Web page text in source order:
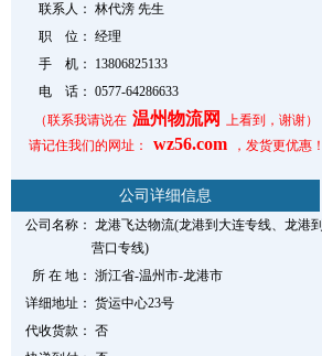
联系人： 林代滂 先生
职 位： 经理
手 机：
13806825133
电 话： 0577-64286633
（联系我请说在 温州物流网 上看到，谢谢）
请记住我们的网址：
wz56.com ，发货更优惠！
公司详细信息
公司名称： 龙港飞达物流(龙港到大连专线、龙港到
营口专线)
所 在 地： 浙江省-温州市-龙港市
详细地址： 货运中心23号
代收货款： 否